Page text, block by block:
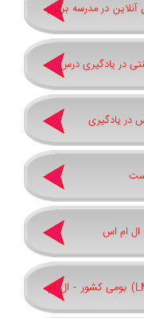
در مدرسه برگزار
در یادگیری درس
در یادگیری
سامانه مدیریت یادگیری الکترونیک (LMS) بومی کشور - ال ام